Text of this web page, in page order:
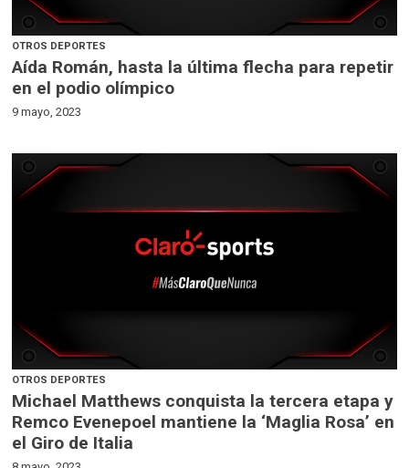
OTROS DEPORTES
Aída Román, hasta la última flecha para repetir
en el podio olímpico
9 mayo, 2023
OTROS DEPORTES
Michael Matthews conquista la tercera etapa y
Remco Evenepoel mantiene la ‘Maglia Rosa’ en
el Giro de Italia